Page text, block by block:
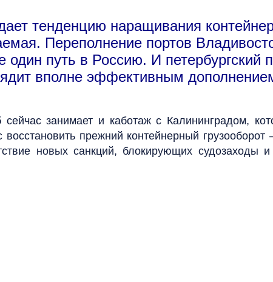
тенденцию наращивания
Переполнение портов
путь в Россию. И петербургский
вполне эффективным
занимает и каботаж с Калининградом,
прежний контейнерный грузооборот
новых санкций, блокирующих